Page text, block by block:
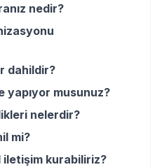
nedir?
dahildir?
yapıyor musunuz?
nelerdir?
mi?
iletişim kurabiliriz?